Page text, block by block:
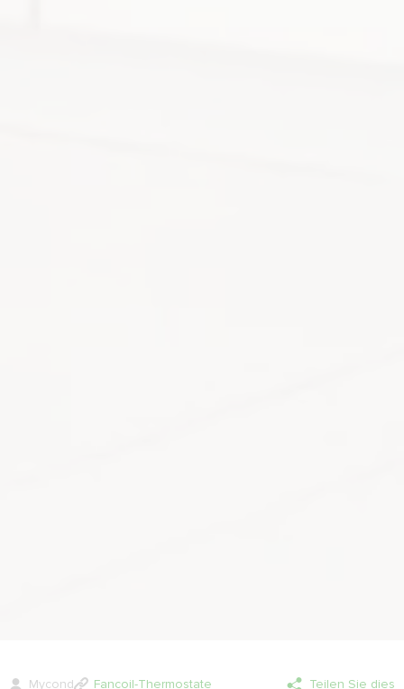
Mycond Fancoil-Thermostate Teilen Sie dies